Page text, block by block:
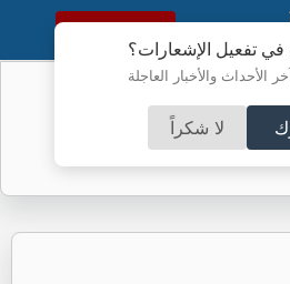
تفعيل الإشعارات؟
الأحداث والأخبار العاجلة
لا شكراً
النسخة الكاملة